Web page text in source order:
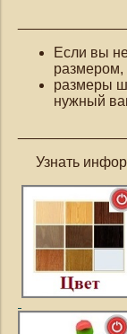
Если вы
размером,
размеры
нужный
Узнать